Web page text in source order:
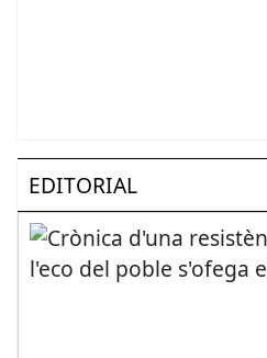
EDITORIAL